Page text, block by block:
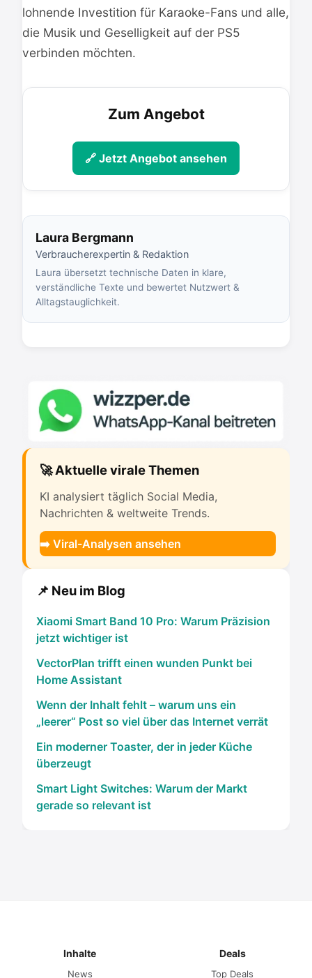
lohnende Investition für Karaoke-Fans und alle,
die Musik und Geselligkeit auf der PS5
verbinden möchten.
Zum Angebot
🔗 Jetzt Angebot ansehen
Laura Bergmann
Verbraucherexpertin & Redaktion
Laura übersetzt technische Daten in klare,
verständliche Texte und bewertet Nutzwert &
Alltagstauglichkeit.
🚀 Aktuelle virale Themen
KI analysiert täglich Social Media,
Nachrichten & weltweite Trends.
➡️ Viral-Analysen ansehen
📌 Neu im Blog
Xiaomi Smart Band 10 Pro: Warum Präzision
jetzt wichtiger ist
VectorPlan trifft einen wunden Punkt bei
Home Assistant
Wenn der Inhalt fehlt – warum uns ein
„leerer“ Post so viel über das Internet verrät
Ein moderner Toaster, der in jeder Küche
überzeugt
Smart Light Switches: Warum der Markt
gerade so relevant ist
Inhalte
News
Deals
Top Deals